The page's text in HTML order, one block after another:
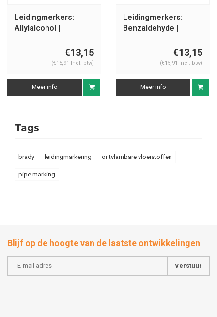
Leidingmerkers:
Allylalcohol |
vloeistoffen
€13,15
(€15,91 Incl. btw)
Meer info
Leidingmerkers:
Benzaldehyde |
vloeistoffen
€13,15
(€15,91 Incl. btw)
Meer info
Tags
brady leidingmarkering ontvlambare vloeistoffen
pipe marking
Blijf op de hoogte van de laatste ontwikkelingen
Verstuur